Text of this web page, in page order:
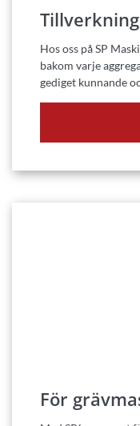
Hos oss på SP
bakom varje
gediget kunnande
För